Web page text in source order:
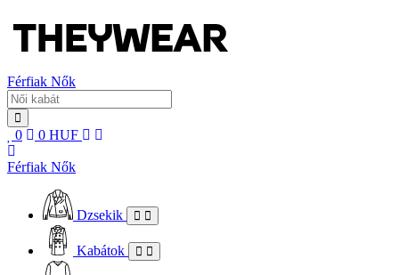
Férfiak Nők
0 0 HUF
Férfiak Nők
Dzsekik
Kabátok